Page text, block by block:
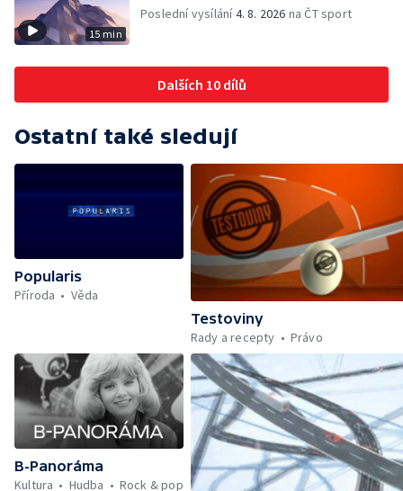
15 min
Poslední vysílání4. 8. 2026 na ČT sport
Dalších 10 dílů
Ostatní také sledují
Popularis
Příroda
Věda
Testoviny
Rady a recepty
Právo
B-Panoráma
Kultura
Hudba
Rock & pop